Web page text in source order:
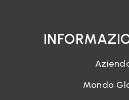
Password
Mondo